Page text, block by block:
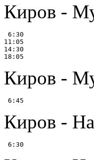
Киров -
6:30
11:05
14:30
Киров -
Киров -